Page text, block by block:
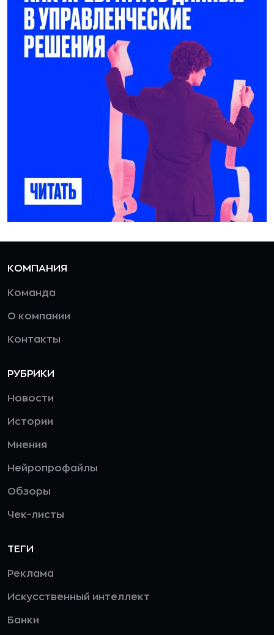
КОМПАНИЯ
Команда
О компании
Контакты
РУБРИКИ
Новости
Истории
Мнения
Нейропрофайлы
Обзоры
Чек-листы
ТЕГИ
Реклама
Искусственный интеллект
Банки